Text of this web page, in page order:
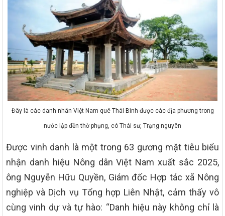
Đây là các danh nhân Việt Nam quê Thái Bình được các địa phương trong
nước lập đền thờ phụng, có Thái sư, Trạng nguyên
Được vinh danh là một trong 63 gương mặt tiêu biểu
nhận danh hiệu Nông dân Việt Nam xuất sắc 2025,
ông Nguyễn Hữu Quyền, Giám đốc Hợp tác xã Nông
nghiệp và Dịch vụ Tổng hợp Liên Nhật, cảm thấy vô
cùng vinh dự và tự hào: “Danh hiệu này không chỉ là